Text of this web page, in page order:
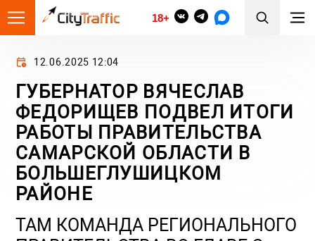
18+
12.06.2025 12:04
ГУБЕРНАТОР ВЯЧЕСЛАВ
ФЕДОРИЩЕВ ПОДВЕЛ ИТОГИ
РАБОТЫ ПРАВИТЕЛЬСТВА
САМАРСКОЙ ОБЛАСТИ В
БОЛЬШЕГЛУШИЦКОМ
РАЙОНЕ
ТАМ КОМАНДА РЕГИОНАЛЬНОГО